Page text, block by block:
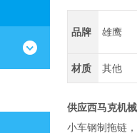
品牌 雄鹰
材质 其他
供应西马克机
小车钢制拖链